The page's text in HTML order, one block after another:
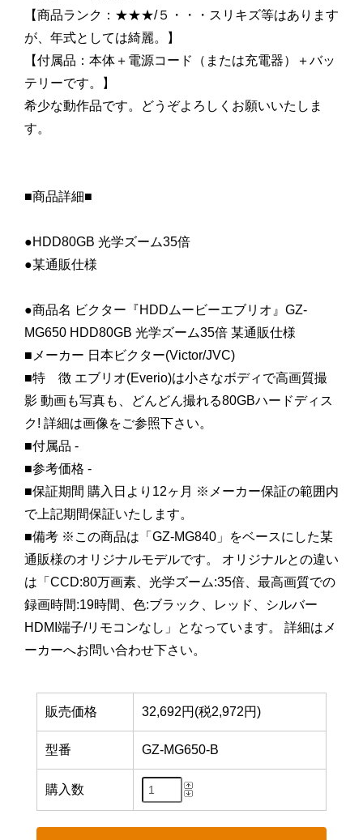
【商品ランク：★★★/５・・・スリキズ等はあります
が、年式としては綺麗。】
【付属品：本体＋電源コード（または充電器）＋バッ
テリーです。】
希少な動作品です。どうぞよろしくお願いいたしま
す。
■商品詳細■
●HDD80GB 光学ズーム35倍
●某通販仕様
●商品名 ビクター『HDDムービーエブリオ』GZ-
MG650 HDD80GB 光学ズーム35倍 某通販仕様
■メーカー 日本ビクター(Victor/JVC)
■特 徴 エブリオ(Everio)は小さなボディで高画質撮
影 動画も写真も、どんどん撮れる80GBハードディス
ク! 詳細は画像をご参照下さい。
■付属品 -
■参考価格 -
■保証期間 購入日より12ヶ月 ※メーカー保証の範囲内
で上記期間保証いたします。
■備考 ※この商品は「GZ-MG840」をベースにした某
通販様のオリジナルモデルです。 オリジナルとの違い
は「CCD:80万画素、光学ズーム:35倍、最高画質での
録画時間:19時間、色:ブラック、レッド、シルバー
HDMI端子/リモコンなし」となっています。 詳細はメ
ーカーへお問い合わせ下さい。
販売価格 32,692円(税2,972円)
型番 GZ-MG650-B
購入数